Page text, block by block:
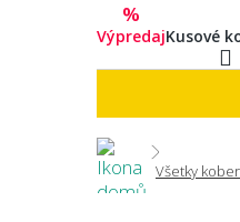
%
VýpredajKusové
Všetky